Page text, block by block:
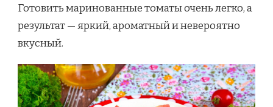
Готовить маринованные томаты очень легко, а
результат — яркий, ароматный и невероятно
вкусный.